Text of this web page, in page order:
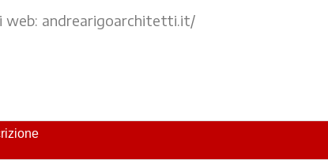
web: andrearigoarchitetti.it/